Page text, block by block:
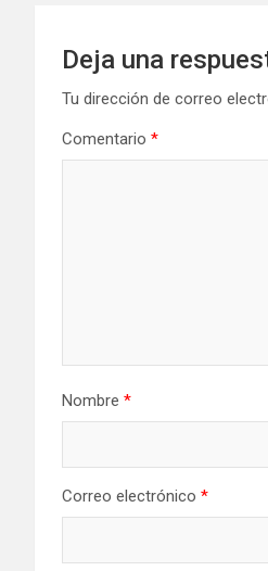
Deja una
Tu dirección de correo
Comentario *
Nombre *
Correo electrónico *